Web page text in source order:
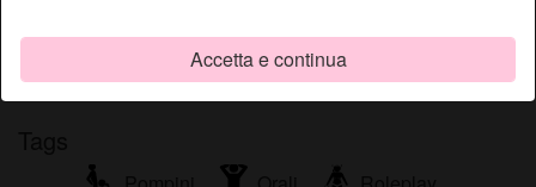
Accetta e continua
Sta cercando
Non ha specificato le sue preferenze